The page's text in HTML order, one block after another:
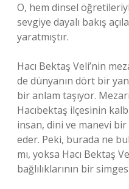
O, hem dinsel
sevgiye dayalı bakış
yaratmıştır.
Hacı Bektaş Veli’nin
de dünyanın dört bir
bir anlam taşıyor.
Hacıbektaş ilçesinin
insan, dini ve manevi
eder. Peki, burada ne
mı, yoksa Hacı Bektaş
bağlılıklarının bir